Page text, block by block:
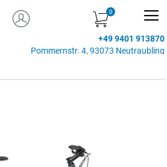
MEIN KONTO
+49 9401 913870
Pommernstr. 4, 93073 Neutraubling